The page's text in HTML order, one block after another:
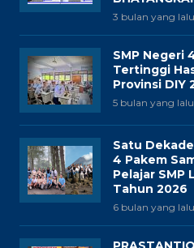
3 bulan yang lalu
SMP Negeri
Tertinggi
Provinsi DIY
5 bulan yang lalu
Satu
4 Pakem
Pelajar SMP
Tahun 2026
6 bulan yang lalu